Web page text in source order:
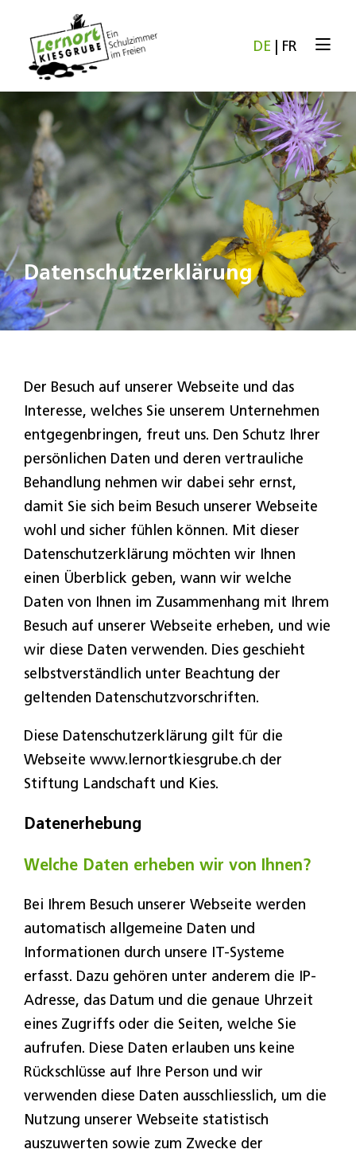
DE FR
Datenschutzerklärung
Der Besuch auf unserer Webseite und das
Interesse, welches Sie unserem Unternehmen
entgegenbringen, freut uns. Den Schutz Ihrer
persönlichen Daten und deren vertrauliche
Behandlung nehmen wir dabei sehr ernst,
damit Sie sich beim Besuch unserer Webseite
wohl und sicher fühlen können. Mit dieser
Datenschutzerklärung möchten wir Ihnen
einen Überblick geben, wann wir welche
Daten von Ihnen im Zusammenhang mit Ihrem
Besuch auf unserer Webseite erheben, und wie
wir diese Daten verwenden. Dies geschieht
selbstverständlich unter Beachtung der
geltenden Datenschutzvorschriften.
Diese Datenschutzerklärung gilt für die
Webseite www.lernortkiesgrube.ch der
Stiftung Landschaft und Kies.
Datenerhebung
Welche Daten erheben wir von Ihnen?
Bei Ihrem Besuch unserer Webseite werden
automatisch allgemeine Daten und
Informationen durch unsere IT-Systeme
erfasst. Dazu gehören unter anderem die IP-
Adresse, das Datum und die genaue Uhrzeit
eines Zugriffs oder die Seiten, welche Sie
aufrufen. Diese Daten erlauben uns keine
Rückschlüsse auf Ihre Person und wir
verwenden diese Daten ausschliesslich, um die
Nutzung unserer Webseite statistisch
auszuwerten sowie zum Zwecke der